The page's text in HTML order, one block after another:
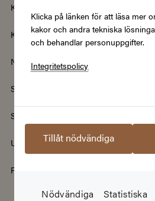
Klicka på länken för att läsa mer
kakor och andra tekniska
och behandlar personuppgifter.
Integritetspolicy
Tillåt nödvändiga
Nödvändiga Statistiska
Kläder & Accessoarer
Kurser Mat
Nyheter
Skönhet & Hälsa
Sport & Fritid
Upplevelser
Populära presentkort